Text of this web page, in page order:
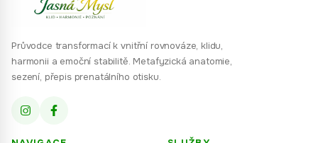
Průvodce transformací k vnitřní rovnováze, klidu,
harmonii a emoční stabilitě. Metafyzická anatomie,
sezení, přepis prenatálního otisku.